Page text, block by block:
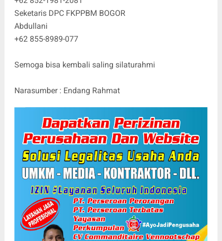
Seketaris DPC FKPPBM BOGOR
Abdullani
+62 855-8989-077
Semoga bisa kembali saling silaturahmi
Narasumber : Endang Rahmat